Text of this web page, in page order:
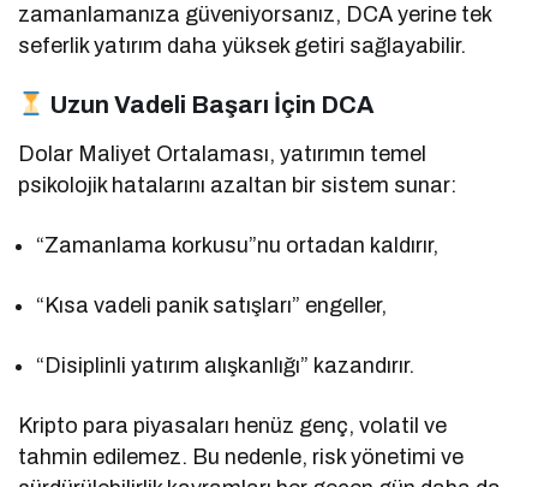
zamanlamanıza güveniyorsanız, DCA yerine tek
seferlik yatırım daha yüksek getiri sağlayabilir.
Uzun Vadeli Başarı İçin DCA
Dolar Maliyet Ortalaması, yatırımın temel
psikolojik hatalarını azaltan bir sistem sunar:
“Zamanlama korkusu”nu ortadan kaldırır,
“Kısa vadeli panik satışları” engeller,
“Disiplinli yatırım alışkanlığı” kazandırır.
Kripto para piyasaları henüz genç, volatil ve
tahmin edilemez. Bu nedenle, risk yönetimi ve